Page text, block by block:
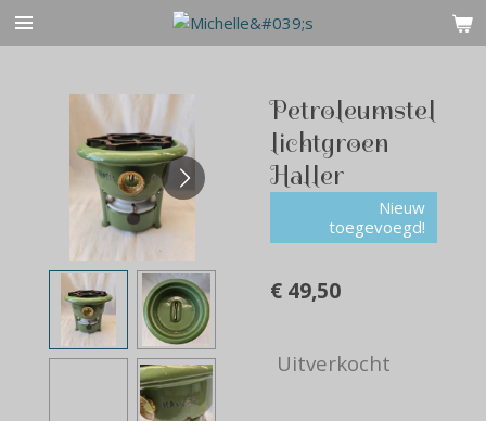
Ga
direct
hoofdinhoud
Petroleumstel
lichtgroen
Haller
Nieuw
toegevoegd!
€ 49,50
Uitverkocht